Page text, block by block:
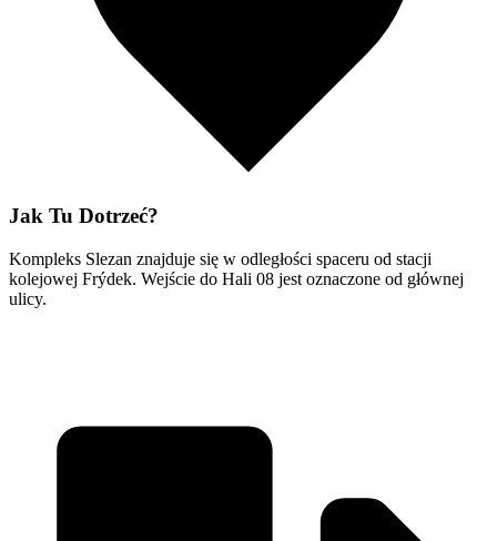
Jak Tu Dotrzeć?
Kompleks Slezan znajduje się w odległości spaceru od stacji
kolejowej Frýdek. Wejście do Hali 08 jest oznaczone od głównej
ulicy.